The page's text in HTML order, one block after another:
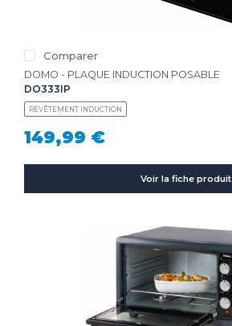
Comparer
DOMO - PLAQUE INDUCTION POSABLE
DO333IP
REVÊTEMENT INDUCTION
149,99 €
Voir la fiche produit